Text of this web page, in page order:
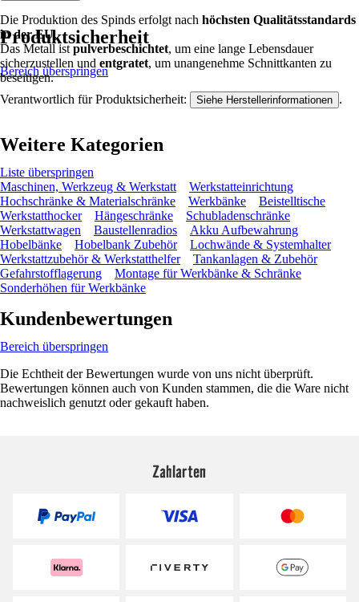
Die Produktion des Spinds erfolgt nach höchsten Qualitätsstandards
in der EU.
Das Metall ist pulverbeschichtet, um eine lange Lebensdauer
sicherzustellen und entgratet, um unangenehme Schnittkanten zu
beseitigen.
Produktsicherheit
Bereich überspringen
Verantwortlich für Produktsicherheit: Siehe Herstellerinformationen .
Weitere Kategorien
Liste überspringen
Maschinen, Werkzeug & Werkstatt
Werkstatteinrichtung
Hochschränke & Materialschränke
Werkbänke
Beistelltische
Werkstatthocker
Hängeschränke
Schubladenschränke
Werkstattwagen
Baustellenradios
Akku Aufbewahrung
Hobelbänke
Hobelbank Zubehör
Lochwände & Systemhalter
Werkstattzubehör & Werkstatthelfer
Tankanlagen & Zubehör
Gefahrstofflagerung
Montage für Werkbänke & Schränke
Sonderhöhen für Werkbänke
Kundenbewertungen
Bereich überspringen
Die Echtheit der Bewertungen wurde von uns nicht überprüft.
Bewertungen können auch von Kunden stammen, die die Ware nicht
nachweislich genutzt oder gekauft haben.
Zahlarten